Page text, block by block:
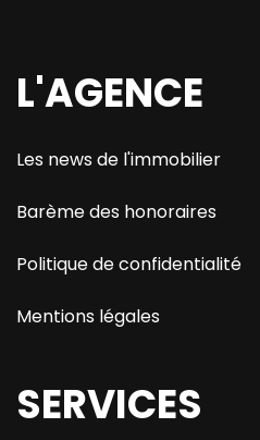
L'AGENCE
Les news de l'immobilier
Barème des honoraires
Politique de confidentialité
Mentions légales
SERVICES